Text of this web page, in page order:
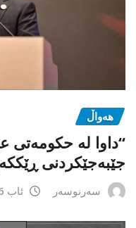
هەواڵ
“داوا لە حكومەتی
جێبەجێكردنی
سەرنوسەر ئاب 6, 2026